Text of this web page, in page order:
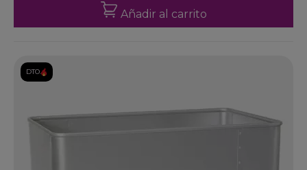
Añadir al carrito
DTO.